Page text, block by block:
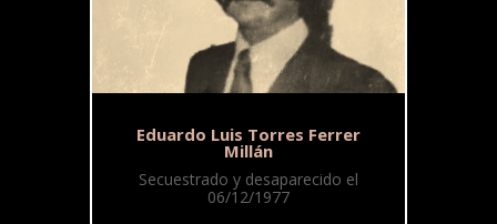
Eduardo Luis Torres Ferrer
Millán
Secuestrado y desaparecido el
06/12/1977